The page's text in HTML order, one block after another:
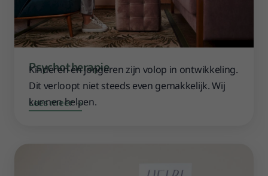
Psychotherapie
Kinderen en jongeren zijn volop in ontwikkeling.
Dit verloopt niet steeds even gemakkelijk. Wij
kunnen helpen.
Lees meer